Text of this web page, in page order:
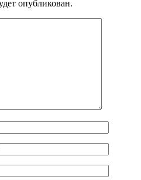
опубликован.